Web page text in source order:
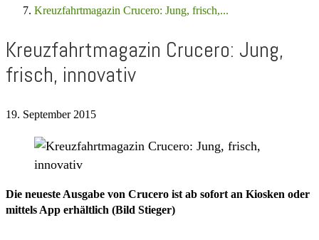
Kreuzfahrtmagazin Crucero: Jung, frisch,...
Kreuzfahrtmagazin Crucero: Jung,
frisch, innovativ
19. September 2015
Die neueste Ausgabe von Crucero ist ab sofort an Kiosken oder
mittels App erhältlich (Bild Stieger)